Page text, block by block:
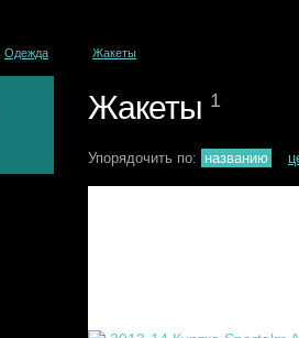
Одежда Жакеты
Жакеты 1
Упорядочить по: названию